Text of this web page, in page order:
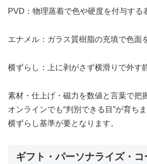
PVD：物理蒸着で色や硬度を付与する
エナメル：ガラス質樹脂の充填で色面
横ずらし：上に剥がさず横滑りで外す
素材・仕上げ・磁力を数値と言葉で把
オンラインでも“判別できる目”が育ち
横ずらし基準が要となります。
ギフト・パーソナライズ・